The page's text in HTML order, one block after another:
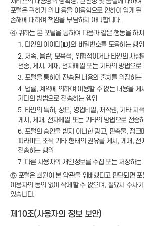
포털은 귀하가 위 내용을 이용함으로 인하여 입게
손해에 대하여 책임을 부담하지 아니합니다.
④ 귀하는 본 포털을 통하여 다음과 같은 행동을 하
1. 타인의 아이디(ID)와 비밀번호를 도용하는 행위
2. 저속, 음란, 모욕적, 위협적이거나 타인의 사생
전송, 게시, 게재, 전자메일 또는 기타의 방법으로
3. 포털을 통하여 전송된 내용의 출처를 위장하는
4. 법률, 계약에 의하여 이용할 수 없는 내용을 게
기타의 방법으로 전송하는 행위
5. 타인의 특허, 상표, 영업비밀, 저작권, 기타 지
게시, 게재, 전자메일 또는 기타의 방법으로 전송
6. 포털의 승인을 받지 아니한 광고, 판촉물, 정크
피라미드 조직 기타 형태의 권유를 게시, 게재,
전송하는 행위
7. 다른 사용자의 개인정보를 수집 또는 저장하는
⑤ 포털은 회원이 본 약관을 위배했다고 판단되면
이용자의 동의 없이 삭제할 수 없으며, 필요시 수사
있습니다.
제10조(사용자의 정보 보안)